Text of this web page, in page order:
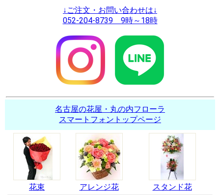
↓ご注文・お問い合わせは↓
052-204-8739 9時～18時
名古屋の花屋・丸の内フローラ
スマートフォントップページ
花束 アレンジ花 スタンド花